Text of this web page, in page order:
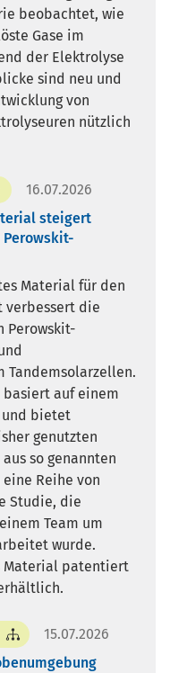
beobachtet, wie
Gase im
der Elektrolyse
sind neu und
von
nützlich
16.07.2026
steigert
Perowskit-
Material für den
verbessert die
Perowskit-
Tandemsolarzellen.
basiert auf einem
und bietet
genutzten
so genannten
Reihe von
Studie, die
Team um
wurde.
Material patentiert
15.07.2026